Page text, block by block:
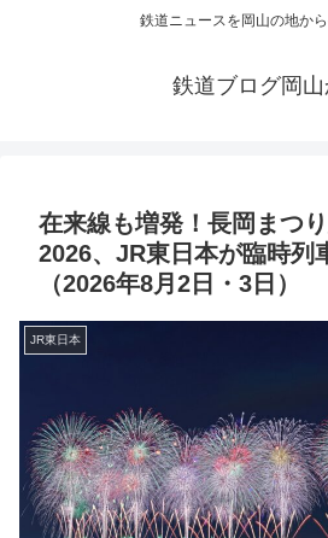
鉄道ニュースを岡山の地か
鉄道ブログ岡山
在来線も増発！長岡まつ
2026、JR東日本が臨時列
（2026年8月2日・3日）
JR東日本